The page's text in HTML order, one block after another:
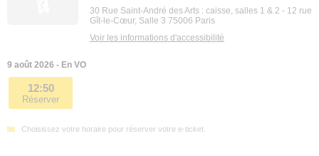
30 Rue Saint-André des Arts : caisse, salles 1 & 2 - 12 rue
Gît-le-Cœur, Salle 3 75006 Paris
Voir les informations d'accessibilité
9 août 2026 - En VO
12:50
Réserver
Choisissez votre horaire pour réserver votre e-ticket.